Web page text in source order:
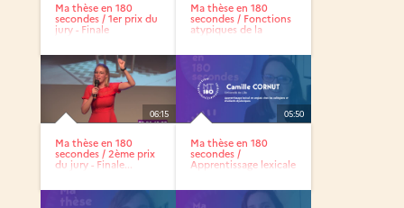
Ma thèse en 180
secondes / 1er prix du
jury - Finale
Ma thèse en 180
secondes / Fonctions
atypiques de la
06:15
Ma thèse en 180
secondes / 2ème prix
du jury - Finale...
05:50
Ma thèse en 180
secondes /
Apprentissage lexicale